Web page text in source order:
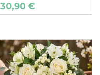
30,90 €